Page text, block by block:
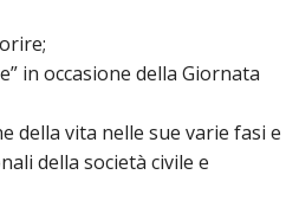
in occasione della Giornata
della vita nelle sue varie fasi e
della società civile e